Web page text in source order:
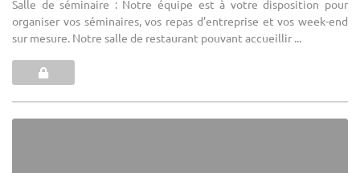
Salle de séminaire : Notre équipe est à votre disposition pour
organiser vos séminaires, vos repas d’entreprise et vos week-end
sur mesure. Notre salle de restaurant pouvant accueillir ...